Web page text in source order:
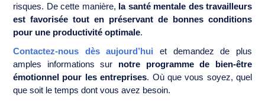
risques. De cette manière, la santé mentale des travailleurs
est favorisée tout en préservant de bonnes conditions
pour une productivité optimale.
Contactez-nous dès aujourd’hui et demandez de plus
amples informations sur notre programme de bien-être
émotionnel pour les entreprises. Où que vous soyez, quel
que soit le temps dont vous avez besoin.